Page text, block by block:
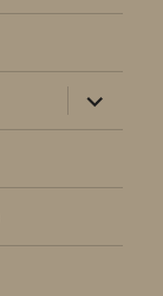
раскрыть
дочернее
меню